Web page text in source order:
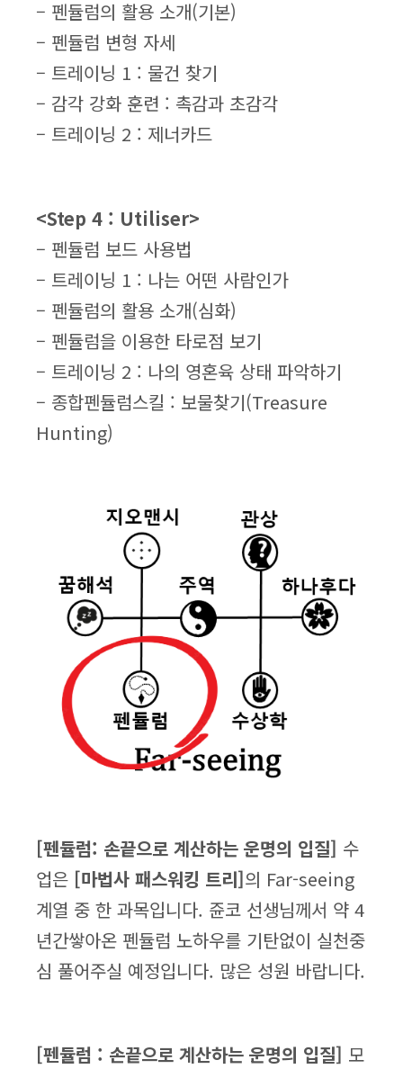
– 펜듈럼의 활용 소개(기본)
– 펜듈럼 변형 자세
– 트레이닝 1 : 물건 찾기
– 감각 강화 훈련 : 촉감과 초감각
– 트레이닝 2 : 제너카드
<Step 4 : Utiliser>
– 펜듈럼 보드 사용법
– 트레이닝 1 : 나는 어떤 사람인가
– 펜듈럼의 활용 소개(심화)
– 펜듈럼을 이용한 타로점 보기
– 트레이닝 2 : 나의 영혼육 상태 파악하기
– 종합펜듈럼스킬 : 보물찾기(Treasure
Hunting)
[펜듈럼: 손끝으로 계산하는 운명의 입질] 수
업은 [마법사 패스워킹 트리]의 Far-seeing
계열 중 한 과목입니다. 쥰코 선생님께서 약 4
년간쌓아온 펜듈럼 노하우를 기탄없이 실천중
심 풀어주실 예정입니다. 많은 성원 바랍니다.
[펜듈럼 : 손끝으로 계산하는 운명의 입질] 모